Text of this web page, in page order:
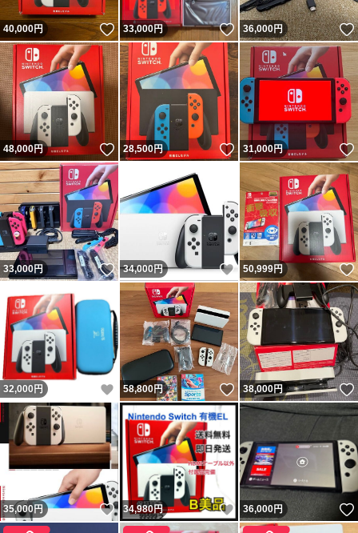
40,000円 いいね！
33,000円 いいね！
36,000円
48,000円 いいね！
28,500円 いいね！
31,000円
33,000円 いいね！
34,000円 いいね！
50,999円
32,000 円 いいね！
58,800円 いいね！
38,000円
35,000円 いいね！
34,980円 いいね！
36,000円